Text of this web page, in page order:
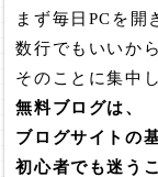
まず毎日PCを開
数行でもいいか
そのことに集中
無料ブログは、
ブログサイトの
初心者でも迷う